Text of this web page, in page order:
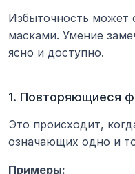
Избыточность может
масками. Умение
ясно и доступно.
1. Повторяющиеся
Это происходит,
означающих одно и
Примеры: